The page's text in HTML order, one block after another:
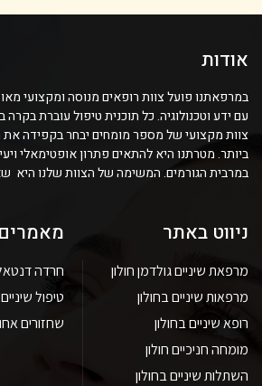
אודות
במרפאתנו פועל צוות רופאים מנוסה ומקצועי
עם ידע וטכנולוגיה. כל תוכנית טיפול עוברת
צוות מקצועי של מספר מומחים יבחר בקפידה את
ביותר. מטרתנו היא להתאים פתרון אופטימאלי
במרבית הגורמים. המשימה של הצוות שלנו היא
ניווט באתר
מרפאת שיניים גולדמן חולון
מרפאות שיניים בחולון
רופא שיניים בחולון
מומחה חניכיים חולון
השתלות שיניים בחולון
מאמרים
חרדה
טיפול
שחזורים